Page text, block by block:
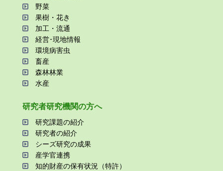
野菜
果樹・花き
加⼯・流通
経営･現地情報
環境病害⾍
畜産
森林林業
⽔産
研究者研究機関の⽅へ
研究課題の紹介
研究者の紹介
シーズ研究の成果
産学官連携
知的財産の保有状況（特許）